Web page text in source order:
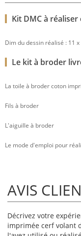
Kit DMC à
Dim du dessin réalisé : 11
Le kit à broder
La toile à broder coton
Fils à broder
L'aiguille à broder
Le mode d'emploi pour
AVIS
Décrivez votre
imprimée cerf volant